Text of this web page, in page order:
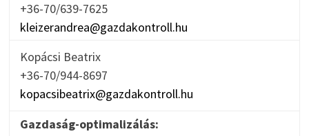
+36-70/639-7625
kleizerandrea@gazdakontroll.hu
Kopácsi Beatrix
+36-70/944-8697
kopacsibeatrix@gazdakontroll.hu
Gazdaság-optimalizálás: